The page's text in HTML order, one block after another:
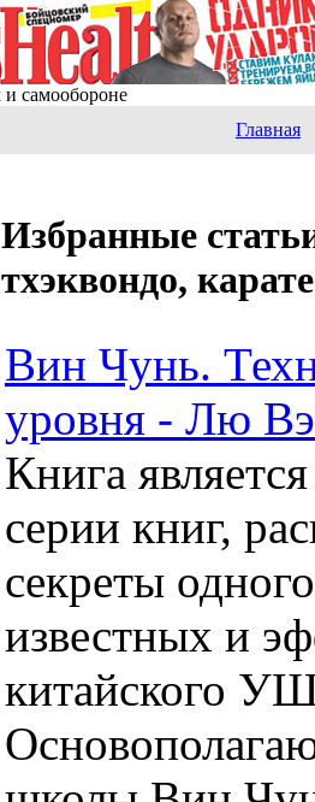
Главная
Избранные
тхэквондо, карате
Вин Чунь.
уровня - Лю
Книга
серии книг,
секреты
известных и
китайского